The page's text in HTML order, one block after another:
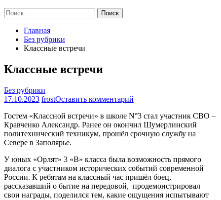
Найти:
Главная
Без рубрики
Классные встречи
Классные встречи
Без рубрики
17.10.2023 frostОставить комментарий
встречи
Гостем «Классной встречи» в школе N°3 стал участник СВО –
Кравченко Александр. Ранее он окончил Шумерлинский
политехнический техникум, прошёл срочную службу на
Севере в Заполярье.
У юных «Орлят» 3 «В» класса была возможность прямого
диалога с участником исторических событий современной
России. К ребятам на классный час пришёл боец,
рассказавший о бытие на передовой, продемонстрировал
свои награды, поделился тем, какие ощущения испытывают